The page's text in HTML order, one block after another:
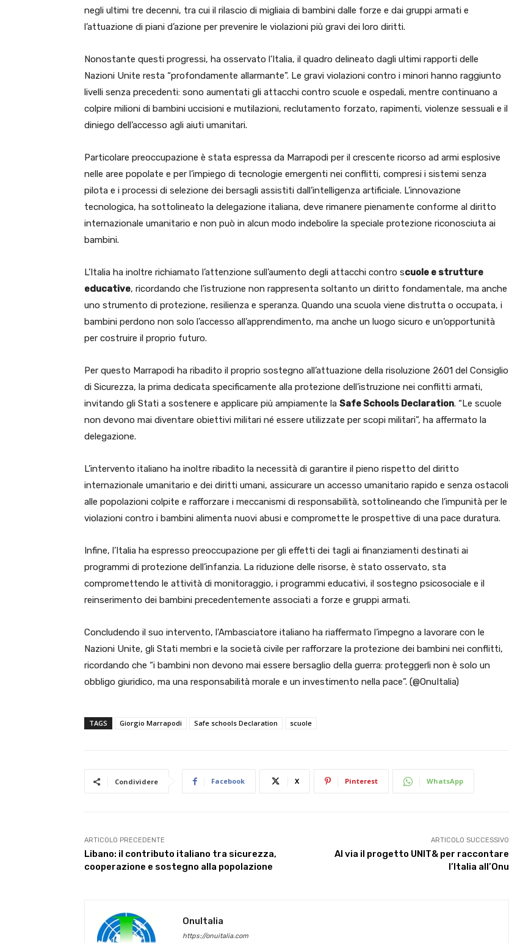
negli ultimi tre decenni, tra cui il rilascio di migliaia di bambini dalle forze e dai gruppi armati e
l’attuazione di piani d’azione per prevenire le violazioni più gravi dei loro diritti.
Nonostante questi progressi, ha osservato l’Italia, il quadro delineato dagli ultimi rapporti delle
Nazioni Unite resta “profondamente allarmante”. Le gravi violazioni contro i minori hanno raggiunto
livelli senza precedenti: sono aumentati gli attacchi contro scuole e ospedali, mentre continuano a
colpire milioni di bambini uccisioni e mutilazioni, reclutamento forzato, rapimenti, violenze sessuali e il
diniego dell’accesso agli aiuti umanitari.
Particolare preoccupazione è stata espressa da Marrapodi per il crescente ricorso ad armi esplosive
nelle aree popolate e per l’impiego di tecnologie emergenti nei conflitti, compresi i sistemi senza
pilota e i processi di selezione dei bersagli assistiti dall’intelligenza artificiale. L’innovazione
tecnologica, ha sottolineato la delegazione italiana, deve rimanere pienamente conforme al diritto
internazionale umanitario e non può in alcun modo indebolire la speciale protezione riconosciuta ai
bambini.
L’Italia ha inoltre richiamato l’attenzione sull’aumento degli attacchi contro scuole e strutture
educative, ricordando che l’istruzione non rappresenta soltanto un diritto fondamentale, ma anche
uno strumento di protezione, resilienza e speranza. Quando una scuola viene distrutta o occupata, i
bambini perdono non solo l’accesso all’apprendimento, ma anche un luogo sicuro e un’opportunità
per costruire il proprio futuro.
Per questo Marrapodi ha ribadito il proprio sostegno all’attuazione della risoluzione 2601 del Consiglio
di Sicurezza, la prima dedicata specificamente alla protezione dell’istruzione nei conflitti armati,
invitando gli Stati a sostenere e applicare più ampiamente la Safe Schools Declaration. “Le scuole
non devono mai diventare obiettivi militari né essere utilizzate per scopi militari”, ha affermato la
delegazione.
L’intervento italiano ha inoltre ribadito la necessità di garantire il pieno rispetto del diritto
internazionale umanitario e dei diritti umani, assicurare un accesso umanitario rapido e senza ostacoli
alle popolazioni colpite e rafforzare i meccanismi di responsabilità, sottolineando che l’impunità per le
violazioni contro i bambini alimenta nuovi abusi e compromette le prospettive di una pace duratura.
Infine, l’Italia ha espresso preoccupazione per gli effetti dei tagli ai finanziamenti destinati ai
programmi di protezione dell’infanzia. La riduzione delle risorse, è stato osservato, sta
compromettendo le attività di monitoraggio, i programmi educativi, il sostegno psicosociale e il
reinserimento dei bambini precedentemente associati a forze e gruppi armati.
Concludendo il suo intervento, l’Ambasciatore italiano ha riaffermato l’impegno a lavorare con le
Nazioni Unite, gli Stati membri e la società civile per rafforzare la protezione dei bambini nei conflitti,
ricordando che “i bambini non devono mai essere bersaglio della guerra: proteggerli non è solo un
obbligo giuridico, ma una responsabilità morale e un investimento nella pace”. (@OnuItalia)
TAGS Giorgio Marrapodi Safe schools Declaration scuole
Condividere Facebook X Pinterest WhatsApp
ARTICOLO PRECEDENTE
Libano: il contributo italiano tra sicurezza,
cooperazione e sostegno alla popolazione
ARTICOLO SUCCESSIVO
Al via il progetto UNIT& per raccontare
l’Italia all’Onu
OnuItalia
https://onuitalia.com